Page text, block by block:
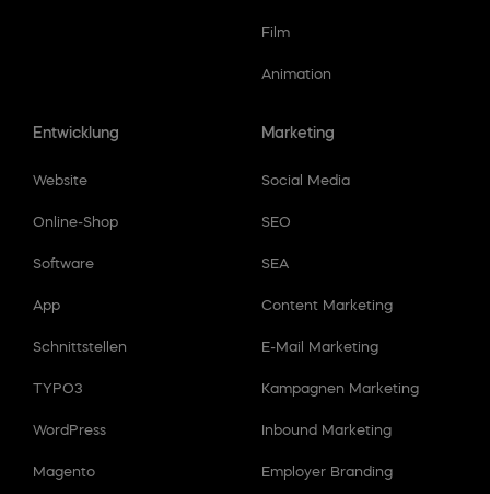
Film
Animation
Entwicklung
Website
Online-Shop
Software
App
Schnittstellen
TYPO3
WordPress
Magento
Marketing
Social Media
SEO
SEA
Content Marketing
E-Mail Marketing
Kampagnen Marketing
Inbound Marketing
Employer Branding